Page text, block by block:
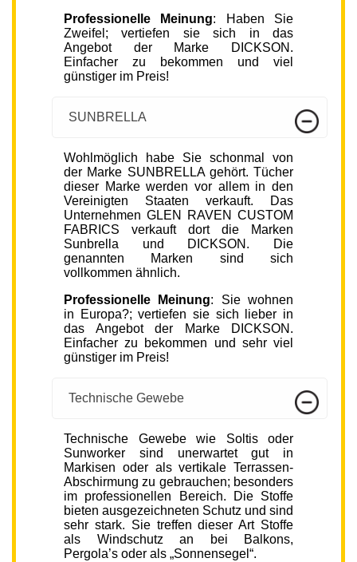
Professionelle Meinung: Haben Sie
Zweifel; vertiefen sie sich in das
Angebot der Marke DICKSON.
Einfacher zu bekommen und viel
günstiger im Preis!
SUNBRELLA
Wohlmöglich habe Sie schonmal von
der Marke SUNBRELLA gehört. Tücher
dieser Marke werden vor allem in den
Vereinigten Staaten verkauft. Das
Unternehmen GLEN RAVEN CUSTOM
FABRICS verkauft dort die Marken
Sunbrella und DICKSON. Die
genannten Marken sind sich
vollkommen ähnlich.
Professionelle Meinung: Sie wohnen
in Europa?; vertiefen sie sich lieber in
das Angebot der Marke DICKSON.
Einfacher zu bekommen und sehr viel
günstiger im Preis!
Technische Gewebe
Technische Gewebe wie Soltis oder
Sunworker sind unerwartet gut in
Markisen oder als vertikale Terrassen-
Abschirmung zu gebrauchen; besonders
im professionellen Bereich. Die Stoffe
bieten ausgezeichneten Schutz und sind
sehr stark. Sie treffen dieser Art Stoffe
als Windschutz an bei Balkons,
Pergola’s oder als „Sonnensegel“.